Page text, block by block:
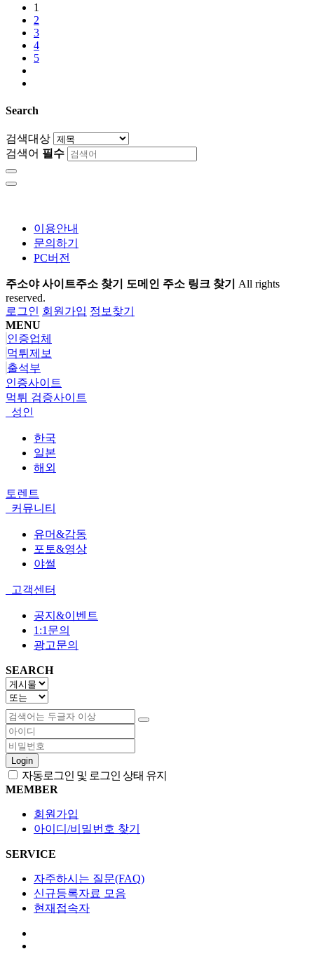
1
2
3
4
5
Search
검색대상
검색어 필수
이용안내
문의하기
PC버전
주소야 사이트주소 찾기 도메인 주소 링크 찾기 All rights
reserved.
로그인 회원가입 정보찾기
MENU
인증업체
먹튀제보
출석부
인증사이트
먹튀 검증사이트
성인
한국
일본
해외
토렌트
커뮤니티
유머&감동
포토&영상
야썰
고객센터
공지&이벤트
1:1문의
광고문의
SEARCH
Login
자동로그인 및 로그인 상태 유지
MEMBER
회원가입
아이디/비밀번호 찾기
SERVICE
자주하시는 질문(FAQ)
신규등록자료 모음
현재접속자